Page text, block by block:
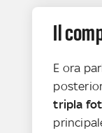
Il
E ora
tripla